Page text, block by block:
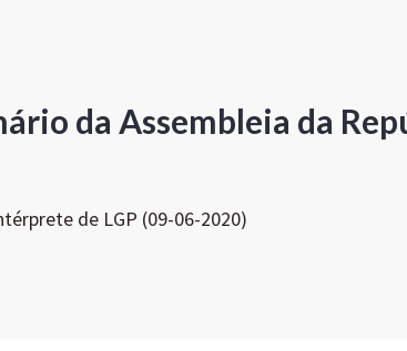
da Assembleia da
de LGP (09-06-2020)